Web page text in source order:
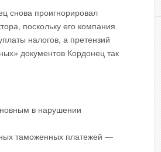
снова проигнорировал
поскольку его компания
налогов, а претензий
документов Кордонец так
в нарушении
таможенных платежей —